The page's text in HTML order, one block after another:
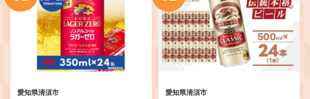
愛知県清須市 愛知県清須市